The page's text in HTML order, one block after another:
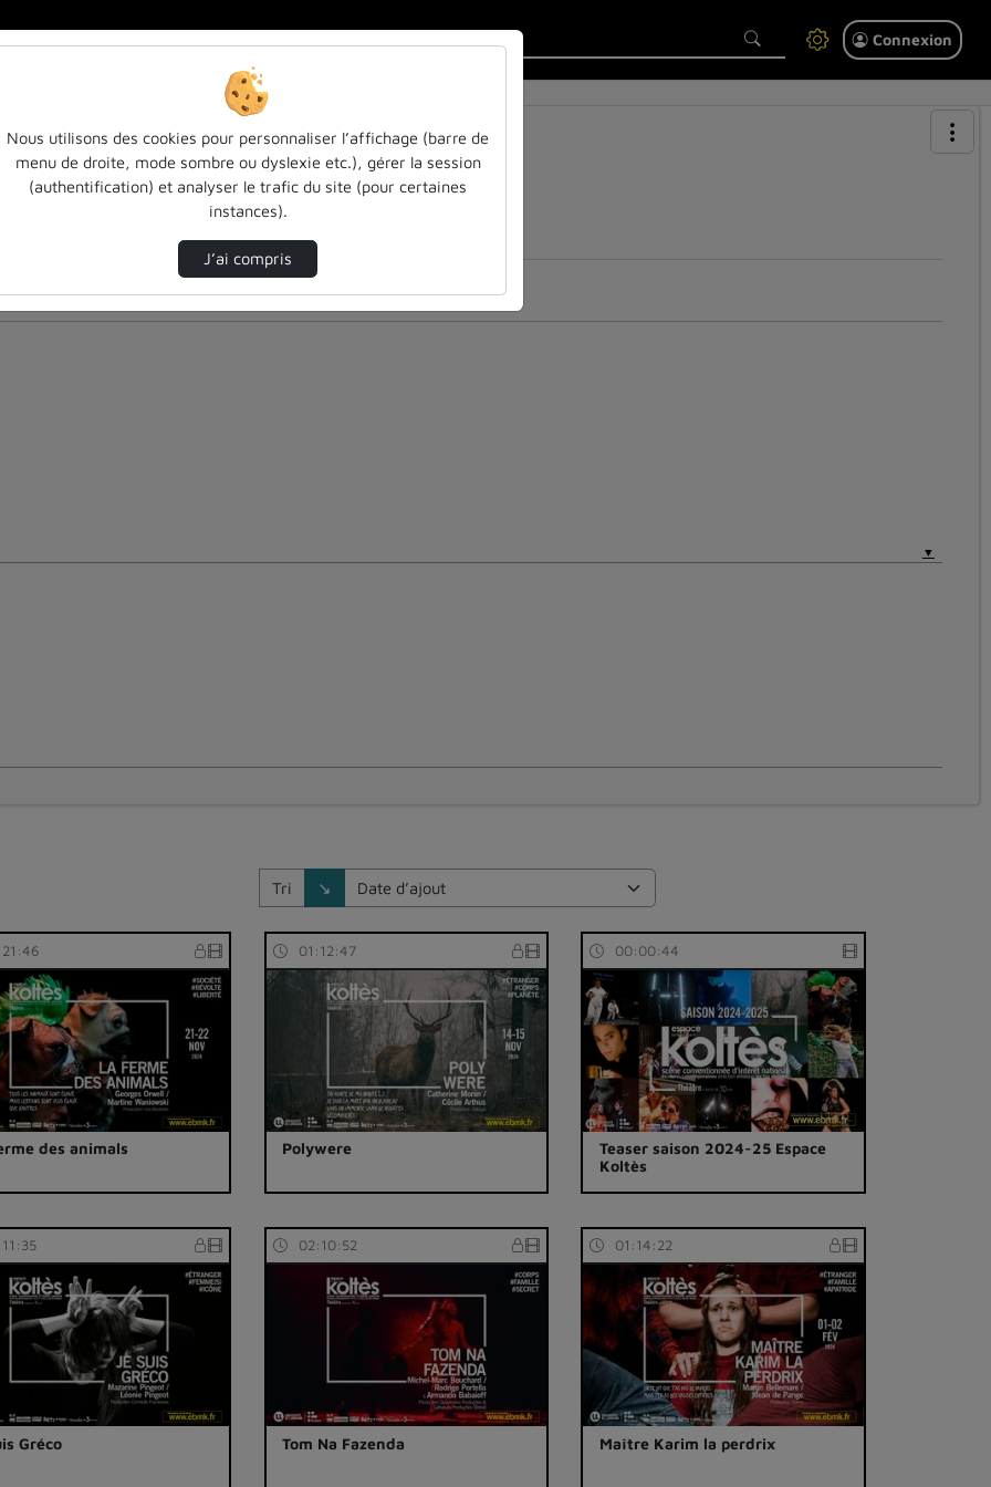
Connexion
ci-dessous. Consultez les options pour ajuster les résultats.
Tri ↘
Direction de tri
des animals
01:12:47
Polywere
00:00:44
Teaser saison 2024-25 Espace
Koltès
Gréco
02:10:52
Tom Na Fazenda
01:14:22
Maître Karim la perdrix
Nous utilisons des cookies pour personnaliser l’affichage (barre de
menu de droite, mode sombre ou dyslexie etc.), gérer la session
(authentification) et analyser le trafic du site (pour certaines
instances).
J’ai compris